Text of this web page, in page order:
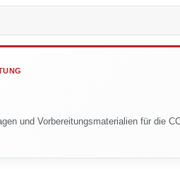
und Vorbereitungsmaterialien für die